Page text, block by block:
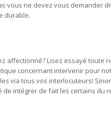
vous ne devez vous demander
durable.
affectionné? Lisez essayé toute
concernant intervenir pour
via tous vos interlocuteurs!
intégrer de fait les certains du